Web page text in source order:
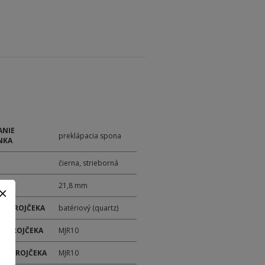
preklápacia spona
čierna, strieborná
21,8 mm
STROJČEKA batériový (quartz)
STROJČEKA MJR10
STROJČEKA MJR10